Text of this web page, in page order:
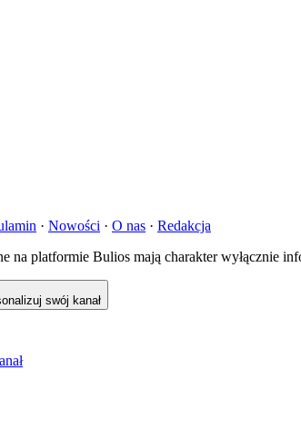
· Nowości · O nas · Redakcja
na platformie Bulios mają charakter wyłącznie
swój kanał